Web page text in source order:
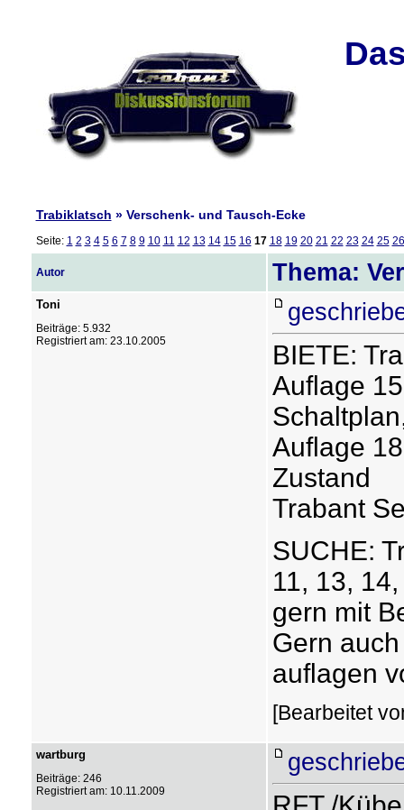
Trabiklatsch » Verschenk- und Tausch-Ecke
Seite: 1 2 3 4 5 6 7 8 9 10 11 12 13 14 15 16 17 18 19 20 21 22 23 24 25 26
Autor Thema:
Toni
Beiträge: 5.932
Registriert am: 23.10.2005
BIETE:
Auflage
Auflage
Zustand
Trabant
SUCHE:
11, 13,
gern mit
Gern
auflagen
[Bearbeitet
wartburg
Beiträge: 246
Registriert am: 10.11.2009